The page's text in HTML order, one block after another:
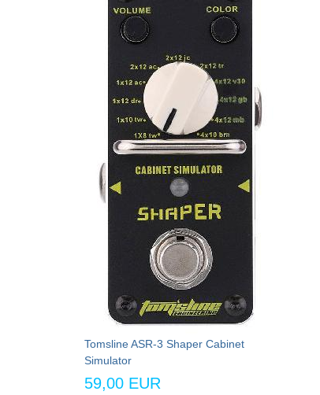
Tomsline ASR-3 Shaper Cabinet
Simulator
59,00 EUR